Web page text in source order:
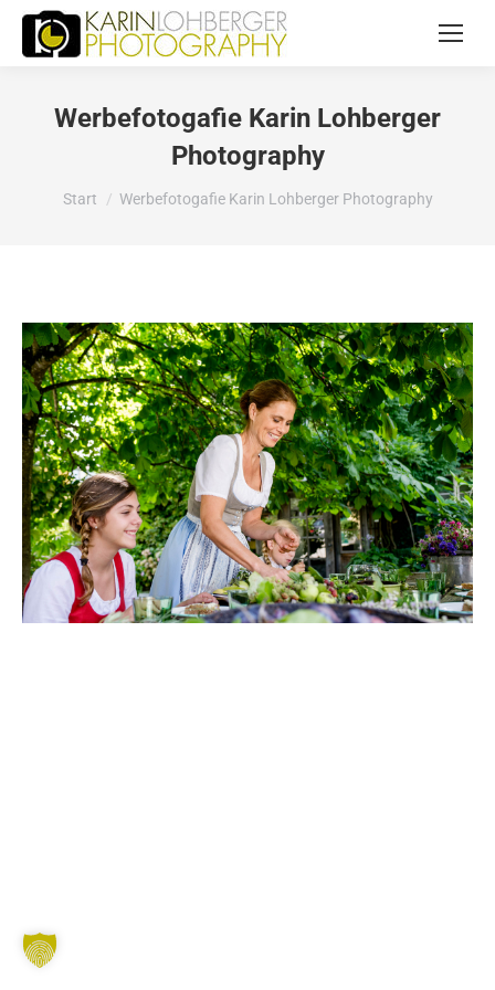
Werbefotogafie Karin Lohberger
Photography
Sie befinden sich hier:
Start Werbefotogafie Karin Lohberger Photography